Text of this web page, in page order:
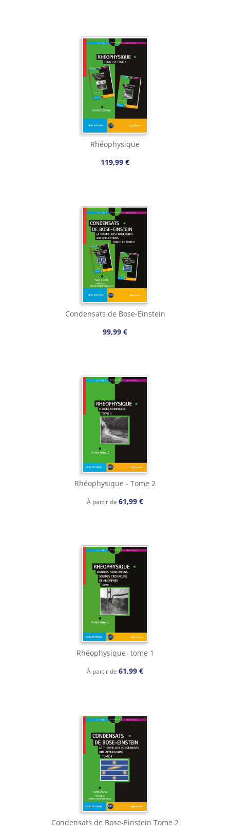
Rhéophysique
119,99 €
Condensats de Bose-Einstein
99,99 €
Rhéophysique - Tome 2
À partir de 61,99 €
Rhéophysique- tome 1
À partir de 61,99 €
Condensats de Bose-Einstein Tome 2